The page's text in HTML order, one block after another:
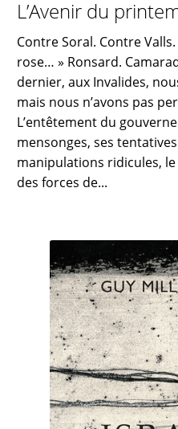
L’Avenir du
Contre Soral. Contre
rose… » Ronsard.
dernier, aux Invalides,
mais nous n’avons pas
L’entêtement du
mensonges, ses
manipulations ridicules,
des forces de...